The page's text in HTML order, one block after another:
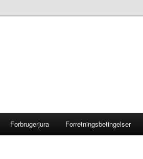
Forbrugerjura Forretningsbetingelser